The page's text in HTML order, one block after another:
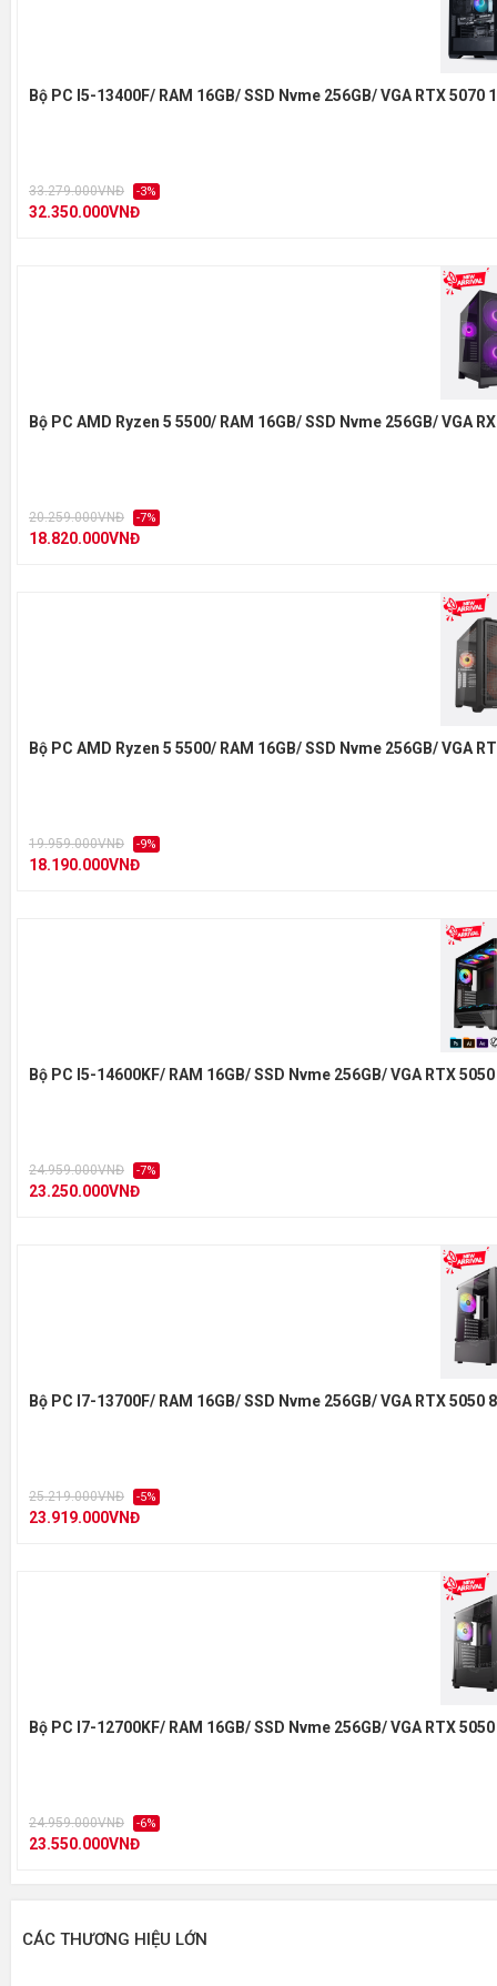
Bộ PC I5-13400F/ RAM 16GB/ SSD Nvme 256GB/ VGA RTX 5070
33.279.000VNĐ -3%
32.350.000VNĐ
Bộ PC AMD Ryzen 5 5500/ RAM 16GB/ SSD Nvme 256GB/ VGA
20.259.000VNĐ -7%
18.820.000VNĐ
Bộ PC AMD Ryzen 5 5500/ RAM 16GB/ SSD Nvme 256GB/ VGA
19.959.000VNĐ -9%
18.190.000VNĐ
Bộ PC I5-14600KF/ RAM 16GB/ SSD Nvme 256GB/ VGA RTX 5050
24.959.000VNĐ -7%
23.250.000VNĐ
Bộ PC I7-13700F/ RAM 16GB/ SSD Nvme 256GB/ VGA RTX 5050
25.219.000VNĐ -5%
23.919.000VNĐ
Bộ PC I7-12700KF/ RAM 16GB/ SSD Nvme 256GB/ VGA RTX 5050
24.959.000VNĐ -6%
23.550.000VNĐ
CÁC THƯƠNG HIỆU LỚN